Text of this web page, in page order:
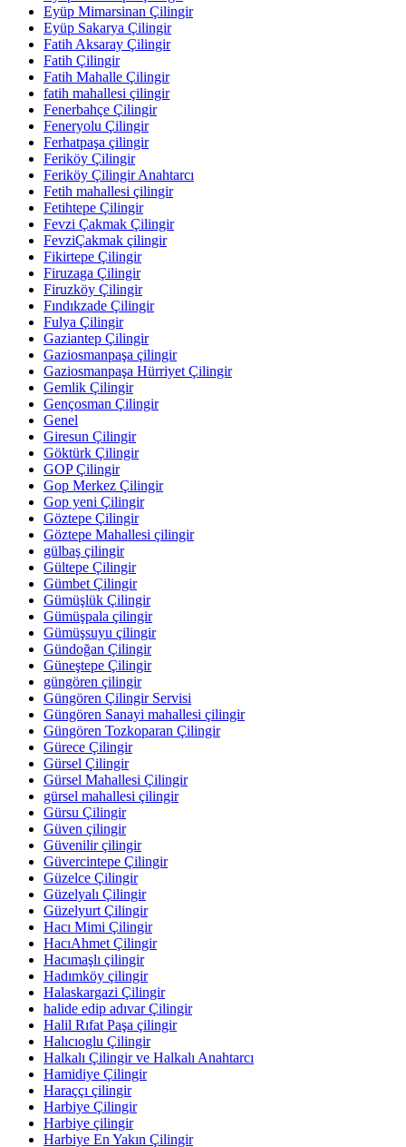
Eyüp Mimarsinan Çilingir
Eyüp Sakarya Çilingir
Fatih Aksaray Çilingir
Fatih Çilingir
Fatih Mahalle Çilingir
fatih mahallesi çilingir
Fenerbahçe Çilingir
Feneryolu Çilingir
Ferhatpaşa çilingir
Feriköy Çilingir
Feriköy Çilingir Anahtarcı
Fetih mahallesi çilingir
Fetihtepe Çilingir
Fevzi Çakmak Çilingir
FevziÇakmak çilingir
Fikirtepe Çilingir
Firuzaga Çilingir
Firuzköy Çilingir
Fındıkzade Çilingir
Fulya Çilingir
Gaziantep Çilingir
Gaziosmanpaşa çilingir
Gaziosmanpaşa Hürriyet Çilingir
Gemlik Çilingir
Gençosman Çilingir
Genel
Giresun Çilingir
Göktürk Çilingir
GOP Çilingir
Gop Merkez Çilingir
Gop yeni Çilingir
Göztepe Çilingir
Göztepe Mahallesi çilingir
gülbaş çilingir
Gültepe Çilingir
Gümbet Çilingir
Gümüşlük Çilingir
Gümüşpala çilingir
Gümüşsuyu çilingir
Gündoğan Çilingir
Güneştepe Çilingir
güngören çilingir
Güngören Çilingir Servisi
Güngören Sanayi mahallesi çilingir
Güngören Tozkoparan Çilingir
Gürece Çilingir
Gürsel Çilingir
Gürsel Mahallesi Çilingir
gürsel mahallesi çilingir
Gürsu Çilingir
Güven çilingir
Güvenilir çilingir
Güvercintepe Çilingir
Güzelce Çilingir
Güzelyalı Çilingir
Güzelyurt Çilingir
Hacı Mimi Çilingir
HacıAhmet Çilingir
Hacımaşlı çilingir
Hadımköy çilingir
Halaskargazi Çilingir
halide edip adıvar Çilingir
Halil Rıfat Paşa çilingir
Halıcıoglu Çilingir
Halkalı Çilingir ve Halkalı Anahtarcı
Hamidiye Çilingir
Haraççı çilingir
Harbiye Çilingir
Harbiye çilingir
Harbiye En Yakın Çilingir